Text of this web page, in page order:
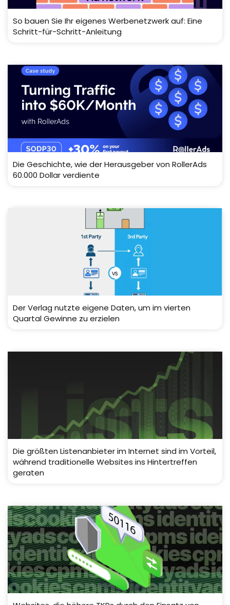
So bauen Sie Ihr eigenes Werbenetzwerk auf: Eine
Schritt-für-Schritt-Anleitung
Die Geschichte, wie der Herausgeber von RollerAds
60.000 Dollar verdiente
Der Verlag nutzte eigene Daten, um im vierten
Quartal Gewinne zu erzielen
Die größten Listenanbieter im Internet sind im Vorteil,
während traditionelle Websites ins Hintertreffen
geraten